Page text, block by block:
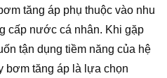
tăng áp phụ thuộc vào nhu
cấp nước cá nhân. Khi gặp
tận dụng tiềm năng của hệ
bơm tăng áp là lựa chọn